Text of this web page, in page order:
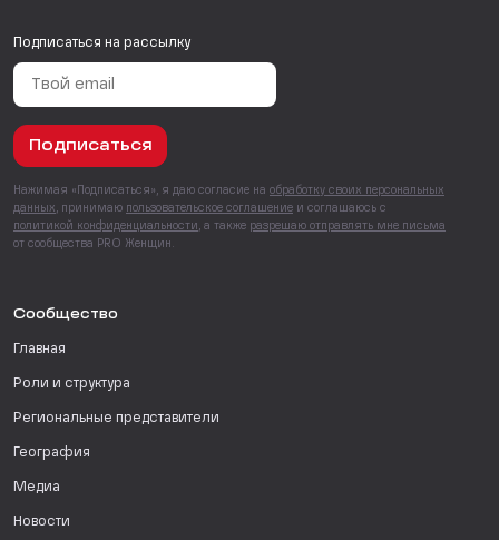
Подписаться на рассылку
Подписаться
Нажимая «Подписаться», я даю согласие на обработку своих персональных
данных , принимаю пользовательское соглашение и соглашаюсь с
политикой конфиденциальности , а также разрешаю отправлять мне письма
от сообщества PRO Женщин.
Сообщество
Главная
Роли и структура
Региональные представители
География
Медиа
Новости